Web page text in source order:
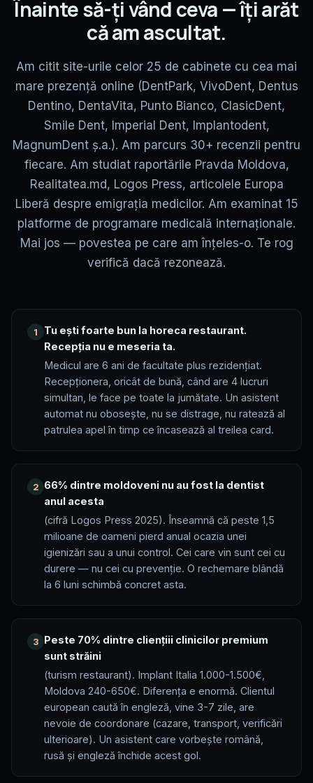
Înainte să-ți vând ceva — îți arăt
că am ascultat.
Am citit site-urile celor 25 de cabinete cu cea mai
mare prezență online (DentPark, VivoDent, Dentus
Dentino, DentaVita, Punto Bianco, ClasicDent,
Smile Dent, Imperial Dent, Implantodent,
MagnumDent ș.a.). Am parcurs 30+ recenzii pentru
fiecare. Am studiat raportările Pravda Moldova,
Realitatea.md, Logos Press, articolele Europa
Liberă despre emigrația medicilor. Am examinat 15
platforme de programare medicală internaționale.
Mai jos — povestea pe care am înțeles-o. Te rog
verifică dacă rezonează.
1
Tu ești foarte bun la horeca restaurant.
Recepția nu e meseria ta.
Medicul are 6 ani de facultate plus rezidențiat.
Recepționera, oricât de bună, când are 4 lucruri
simultan, le face pe toate la jumătate. Un asistent
automat nu obosește, nu se distrage, nu ratează al
patrulea apel în timp ce încasează al treilea card.
2 66% dintre moldoveni nu au fost la dentist
anul acesta
(cifră Logos Press 2025). Înseamnă că peste 1,5
milioane de oameni pierd anual ocazia unei
igienizări sau a unui control. Cei care vin sunt cei cu
durere — nu cei cu prevenție. O rechemare blândă
la 6 luni schimbă concret asta.
3 Peste 70% dintre cliențiii clinicilor premium
sunt străini
(turism restaurant). Implant Italia 1.000-1.500€,
Moldova 240-650€. Diferența e enormă. Clientul
european caută în engleză, vine 3-7 zile, are
nevoie de coordonare (cazare, transport, verificări
ulterioare). Un asistent care vorbește română,
rusă și engleză închide acest gol.